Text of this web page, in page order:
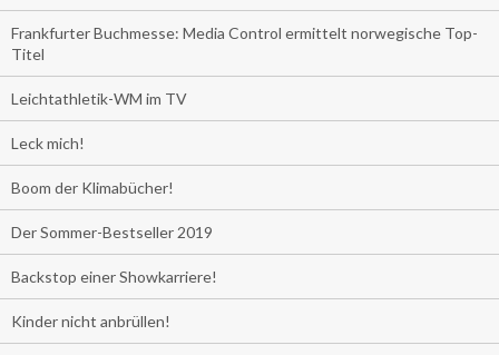
Frankfurter Buchmesse: Media Control ermittelt norwegische Top-
Titel
Leichtathletik-WM im TV
Leck mich!
Boom der Klimabücher!
Der Sommer-Bestseller 2019
Backstop einer Showkarriere!
Kinder nicht anbrüllen!